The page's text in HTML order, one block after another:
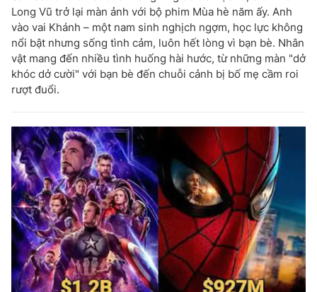
Long Vũ trở lại màn ảnh với bộ phim Mùa hè năm ấy. Anh
vào vai Khánh – một nam sinh nghịch ngợm, học lực không
nổi bật nhưng sống tình cảm, luôn hết lòng vì bạn bè. Nhân
vật mang đến nhiều tình huống hài hước, từ những màn "dở
khóc dở cười" với bạn bè đến chuỗi cảnh bị bố mẹ cầm roi
rượt đuổi.